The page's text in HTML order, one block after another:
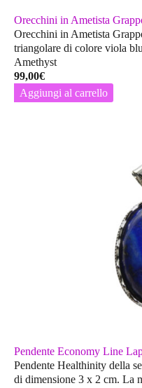
Orecchini in Ametista
Orecchini in Ametista
triangolare di colore viola
Amethyst
99,00€
Aggiungi al carrello
Pendente Economy Line
Pendente Healthinity della
di dimensione 3 x 2 cm. La